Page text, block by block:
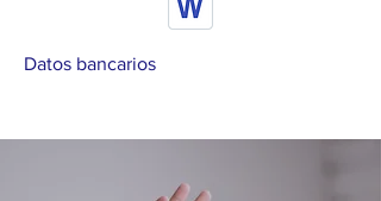
Datos bancarios